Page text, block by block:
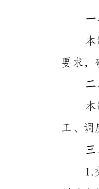
二、适用范围
到达交接地点。